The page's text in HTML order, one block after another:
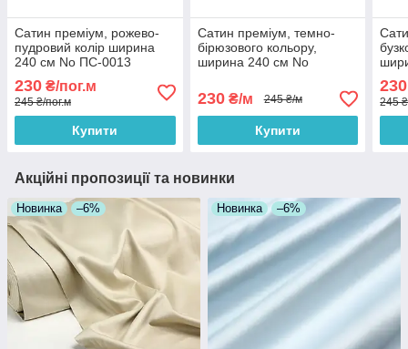
Сатин преміум, рожево-
пудровий колір ширина
240 см No ПС-0013
230 ₴/пог.м
245 ₴/пог.м
Купити
Сатин преміум, темно-
бірюзового кольору,
ширина 240 см No
230₴/м 245 ₴/м
Купити
230
245
Акційні пропозиції та новинки
Новинка –6% Новинка –6%